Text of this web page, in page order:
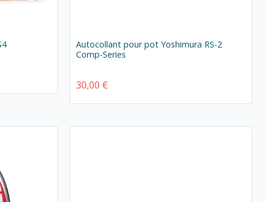
Autocollant pour pot Yoshimura RS-2
Comp-Series
30,00 €